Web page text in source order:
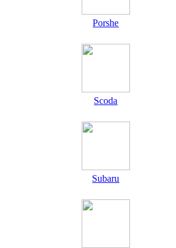
Porshe
Scoda
Subaru